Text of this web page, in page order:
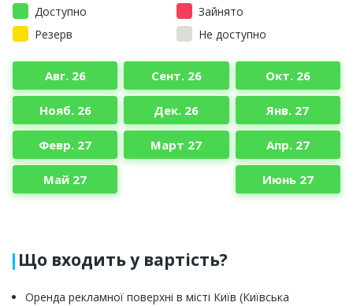
Доступно
Зайнято
Резерв
Не доступно
Авг. 26 Сент. 26 Окт. 26
Нояб. 26 Дек. 26 Янв. 27
Февр. 27 Март 27 Апр. 27
Май 27 Июнь 27
Що входить у вартість?
Оренда рекламної поверхні в місті Київ (Київська